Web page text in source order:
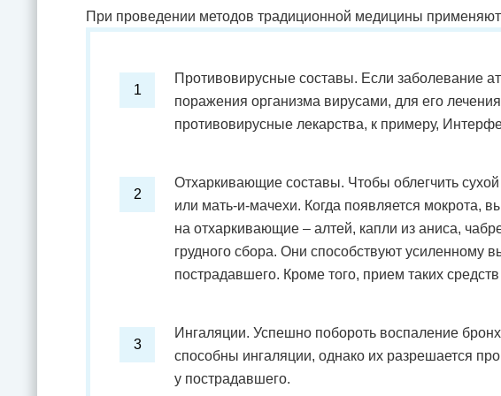
При проведении методов традиционной медицины
Противовирусные составы. Если заболевание
поражения организма вирусами, для его
противовирусные лекарства, к примеру,
Отхаркивающие составы. Чтобы облегчить
или мать-и-мачехи. Когда появляется мокрота,
на отхаркивающие – алтей, капли из аниса,
грудного сбора. Они способствуют
пострадавшего. Кроме того, прием таких
Ингаляции. Успешно побороть воспаление
способны ингаляции, однако их разрешается
у пострадавшего.